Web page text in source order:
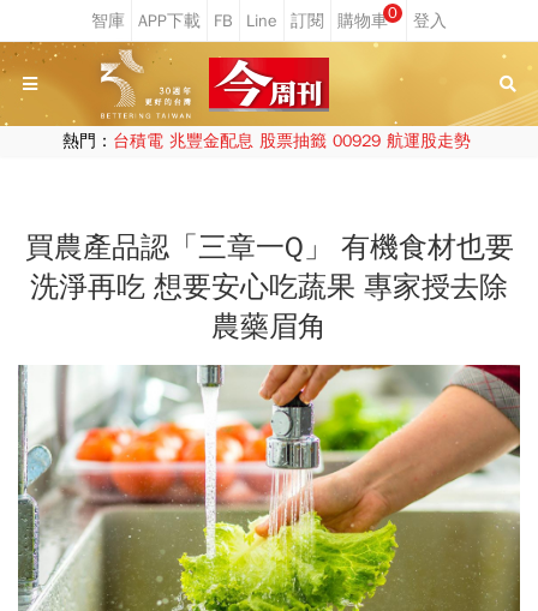
0
熱門： 台積電 兆豐金配息 股票抽籤 00929 航運股走勢
買農產品認「三章一Q」 有機食材也要
洗淨再吃 想要安心吃蔬果 專家授去除
農藥眉角